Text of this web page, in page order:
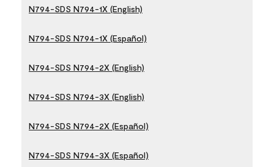
N794-SDS N794-1X (English)
N794-SDS N794-1X (Español)
N794-SDS N794-2X (English)
N794-SDS N794-3X (English)
N794-SDS N794-2X (Español)
N794-SDS N794-3X (Español)